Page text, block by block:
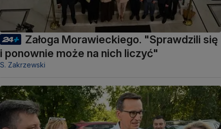
Załoga Morawieckiego. "Sprawdzili się
i ponownie może na nich liczyć"
S. Zakrzewski